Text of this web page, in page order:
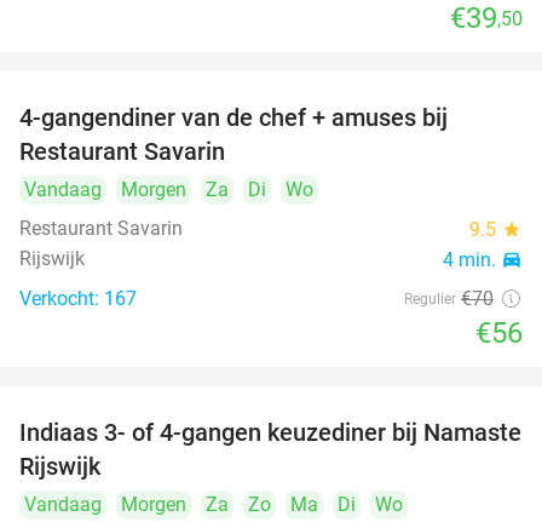
€39,50
4-gangendiner van de chef + amuses bij
Restaurant Savarin
Vandaag Morgen Za Di
Wo
Restaurant Savarin
9.5 star
Rijswijk 4 min. directions_car
Verkocht: 167 Regulier €70
€56
29%
Indiaas 3- of 4-gangen keuzediner bij Namaste
Rijswijk
Vandaag Morgen Za Zo Ma Di Wo